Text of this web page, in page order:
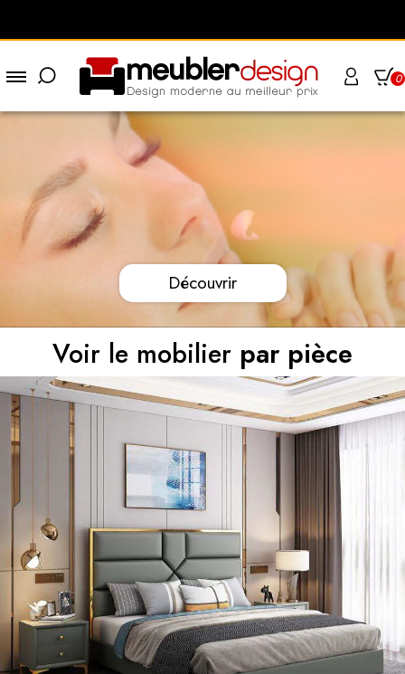
0
Découvrir
Voir le mobilier par pièce